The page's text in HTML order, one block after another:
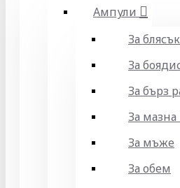
Ампули
За блясък
За
За бърз
За мазна
За мъже
За обем